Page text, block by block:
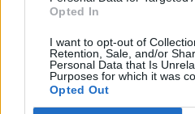
Opted In
I want to opt-out of
Retention, Sale, and/or
Personal Data that Is
Purposes for which it was
Opted Out